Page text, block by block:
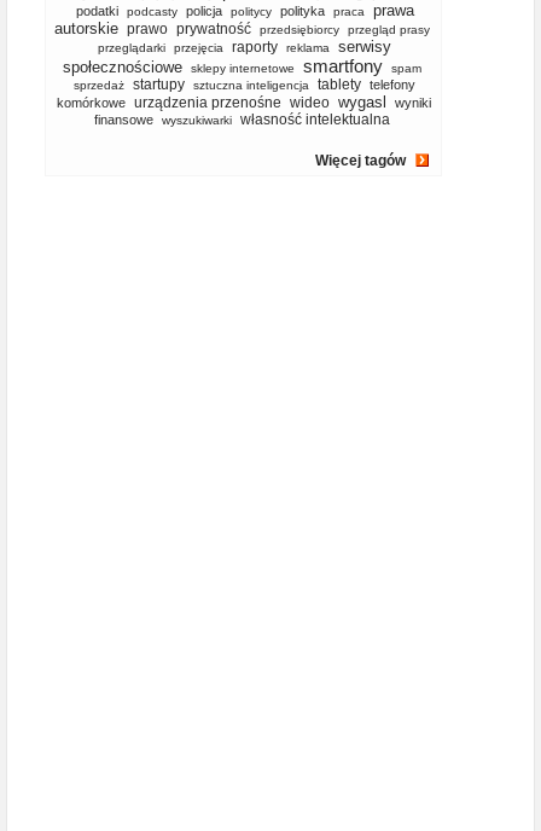
podatki podcasty policja politycy polityka praca
prawa
autorskie prawo prywatność przedsiębiorcy
przegląd prasy
przeglądarki
przejęcia raporty reklama
serwisy
społecznościowe
sklepy internetowe smartfony
spam
sprzedaż
startupy sztuczna inteligencja tablety telefony
komórkowe
urządzenia przenośne wideo wygasl
wyniki
finansowe
wyszukiwarki własność intelektualna
Więcej tagów